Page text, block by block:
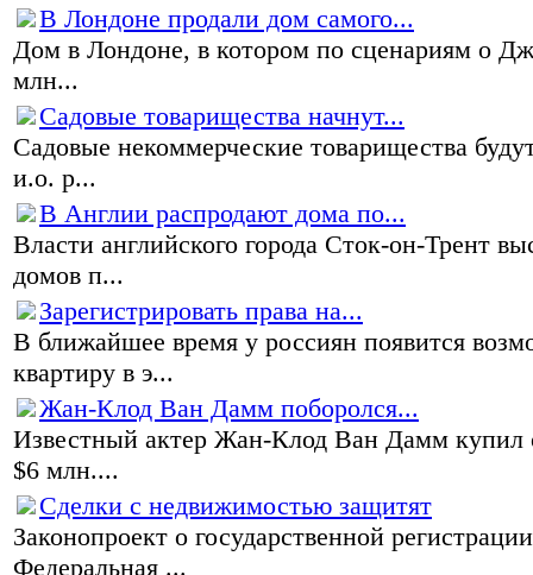
В Лондоне продали дом самого...
Дом в Лондоне, в котором по сценариям о
млн...
Садовые товарищества начнут...
Садовые некоммерческие товарищества
и.о. р...
В Англии распродают дома по...
Власти английского города Сток-он-Трент
домов п...
Зарегистрировать права на...
В ближайшее время у россиян появится
квартиру в э...
Жан-Клод Ван Дамм поборолся...
Известный актер Жан-Клод Ван Дамм купил
$6 млн....
Сделки с недвижимостью защитят
Законопроект о государственной
Федеральная ...